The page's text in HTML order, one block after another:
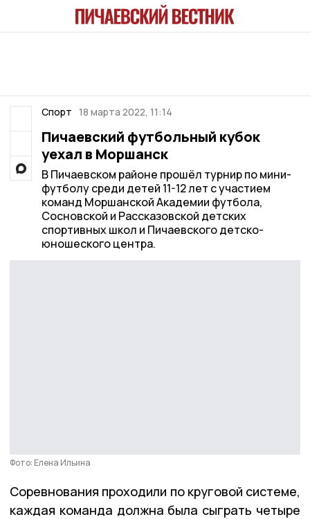
Спорт 18 марта 2022, 11:14
Пичаевский футбольный кубок
уехал в Моршанск
В Пичаевском районе прошёл турнир по мини-
футболу среди детей 11-12 лет с участием
команд Моршанской Академии футбола,
Сосновской и Рассказовской детских
спортивных школ и Пичаевского детско-
юношеского центра.
Фото: Елена Ильина
Соревнования проходили по круговой системе,
каждая команда должна была сыграть четыре